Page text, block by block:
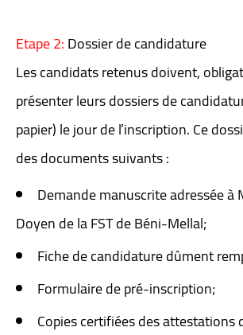
Etape 2:Dossier de candidature
Les candidats retenus doivent,
présenter leurs dossiers de
papier) le jour de l’inscription. Ce
des documents suivants :
Demande manuscrite adressée à
Doyen de la FST de Béni-Mellal;
Fiche de candidature dûment
Formulaire de pré-inscription;
Copies certifiées des attestations